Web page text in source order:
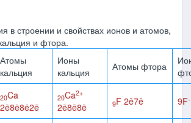
в строении и свойствах ионов и атомов,
и фтора.
Атомы
кальция
Ионы
кальция
Атомы фтора
20Ca
2ē8ē8ē2ē
20Ca2+
2ē8ē8ē 9F 2ē7ē 9F-